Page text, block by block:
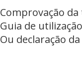
Comprovação
Guia de
Ou declaração